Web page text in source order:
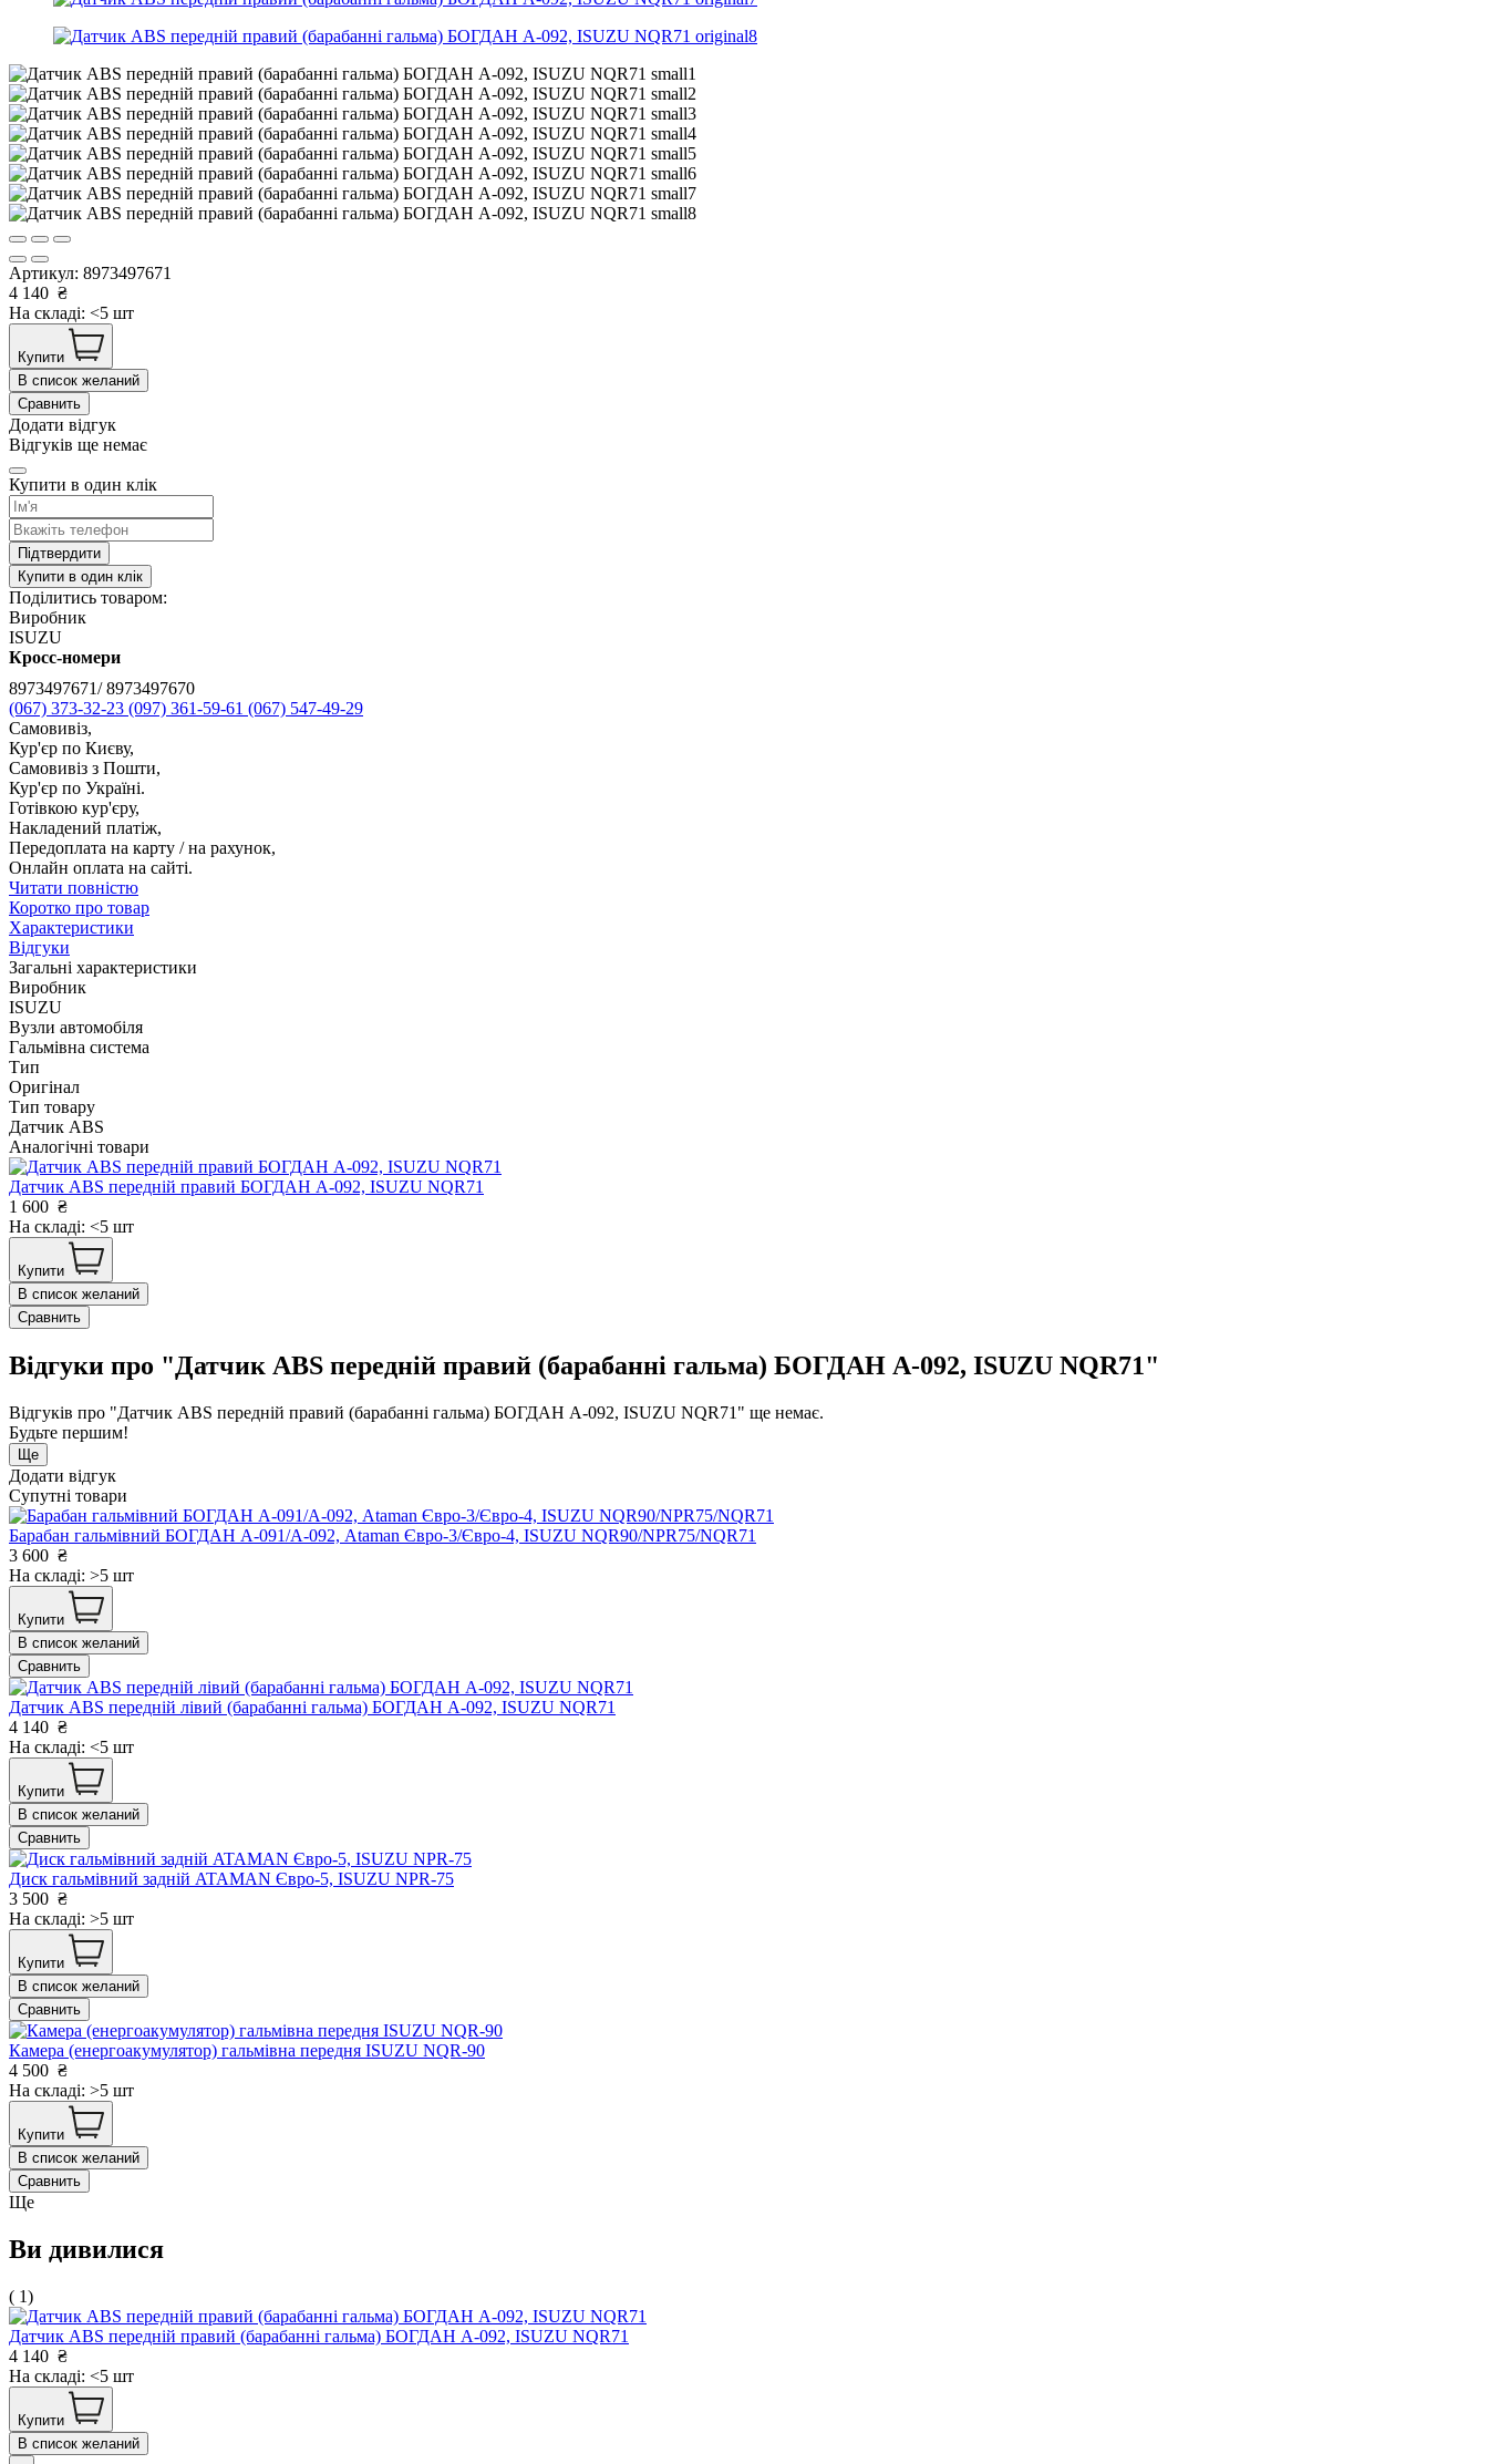
Артикул: 8973497671
4 140 ₴
На складі: <5 шт
Купити
В список желаний
Сравнить
Додати відгук
Відгуків ще немає
Купити в один клік
Підтвердити
Купити в один клік
Поділитись товаром:
Виробник
ISUZU
Кросс-номери
8973497671/ 8973497670
(067) 373-32-23 (097) 361-59-61 (067) 547-49-29
Самовивіз,
Кур'єр по Києву,
Самовивіз з Пошти,
Кур'єр по Україні.
Готівкою кур'єру,
Накладений платіж,
Передоплата на карту / на рахунок,
Онлайн оплата на сайті.
Читати повністю
Коротко про товар
Характеристики
Відгуки
Загальні характеристики
Виробник
ISUZU
Вузли автомобіля
Гальмівна система
Тип
Оригінал
Тип товару
Датчик ABS
Аналогічні товари
Датчик ABS передній правий БОГДАН А-092, ISUZU NQR71
1 600 ₴
На складі: <5 шт
Купити
В список желаний
Сравнить
Відгуки про "Датчик ABS передній правий (барабанні гальма) БОГДАН А-092, ISUZU NQR71"
Відгуків про "Датчик ABS передній правий (барабанні гальма) БОГДАН А-092, ISUZU NQR71" ще немає.
Будьте першим!
Ще
Додати відгук
Супутні товари
Барабан гальмівний БОГДАН А-091/А-092, Ataman Євро-3/Євро-4, ISUZU NQR90/NPR75/NQR71
3 600 ₴
На складі: >5 шт
Купити
В список желаний
Сравнить
Датчик ABS передній лівий (барабанні гальма) БОГДАН А-092, ISUZU NQR71
4 140 ₴
На складі: <5 шт
Купити
В список желаний
Сравнить
Диск гальмівний задній ATAMAN Євро-5, ISUZU NPR-75
3 500 ₴
На складі: >5 шт
Купити
В список желаний
Сравнить
Камера (енергоакумулятор) гальмівна передня ISUZU NQR-90
4 500 ₴
На складі: >5 шт
Купити
В список желаний
Сравнить
Ще
Ви дивилися
( 1)
Датчик ABS передній правий (барабанні гальма) БОГДАН А-092, ISUZU NQR71
4 140 ₴
На складі: <5 шт
Купити
В список желаний